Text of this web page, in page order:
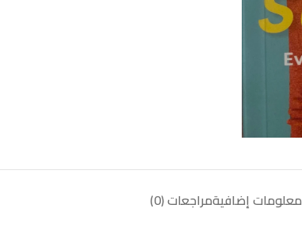
معلومات إضافيةمراجعات (0)